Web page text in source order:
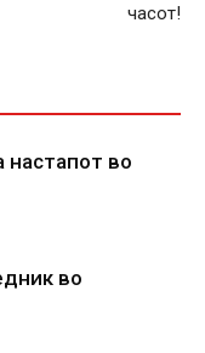
часот!
настапот во
во